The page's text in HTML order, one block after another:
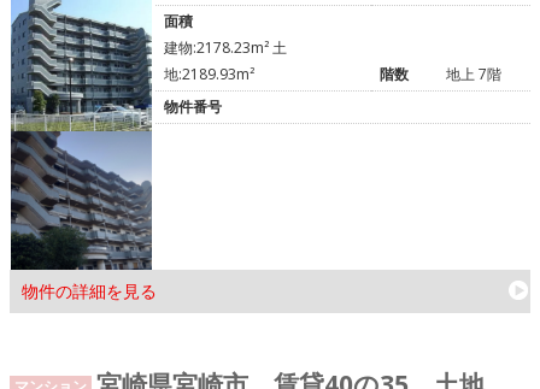
物件の詳細を見る
面積
建物:2178.23m² 土
地:2189.93m²
階数
地上 7階
物件番号